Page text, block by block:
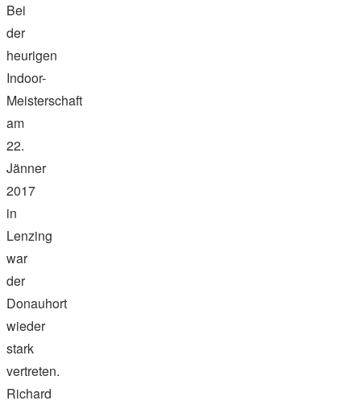
Bei
der
heurigen
Indoor-
Meisterschaft
am
22.
Jänner
2017
in
Lenzing
war
der
Donauhort
wieder
stark
vertreten.
Richard